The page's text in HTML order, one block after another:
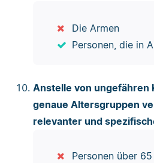
Die Armen
Personen, die in
Anstelle von ungefähren
genaue Altersgruppen
relevanter und
Personen über